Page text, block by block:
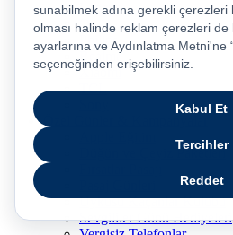
Lenovo
Omix
Philips
Realme
Xiaomi
TCL
Düğün ve Çeyiz Paketleri
Uykusu Kaçanlar Kulübü
Sevgililer Günü Hediyeleri